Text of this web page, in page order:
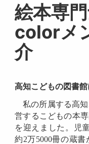
絵本専
colorメ
介
高知こどもの図書
私の所属する高
営するこどもの本
を迎えました。児
約2万5000冊の蔵